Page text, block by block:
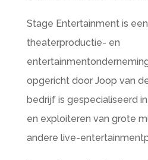
Stage Entertainment is
theaterproductie- en
opgericht door Joop van
bedrijf is gespecialiseerd
en exploiteren van grote
andere live-